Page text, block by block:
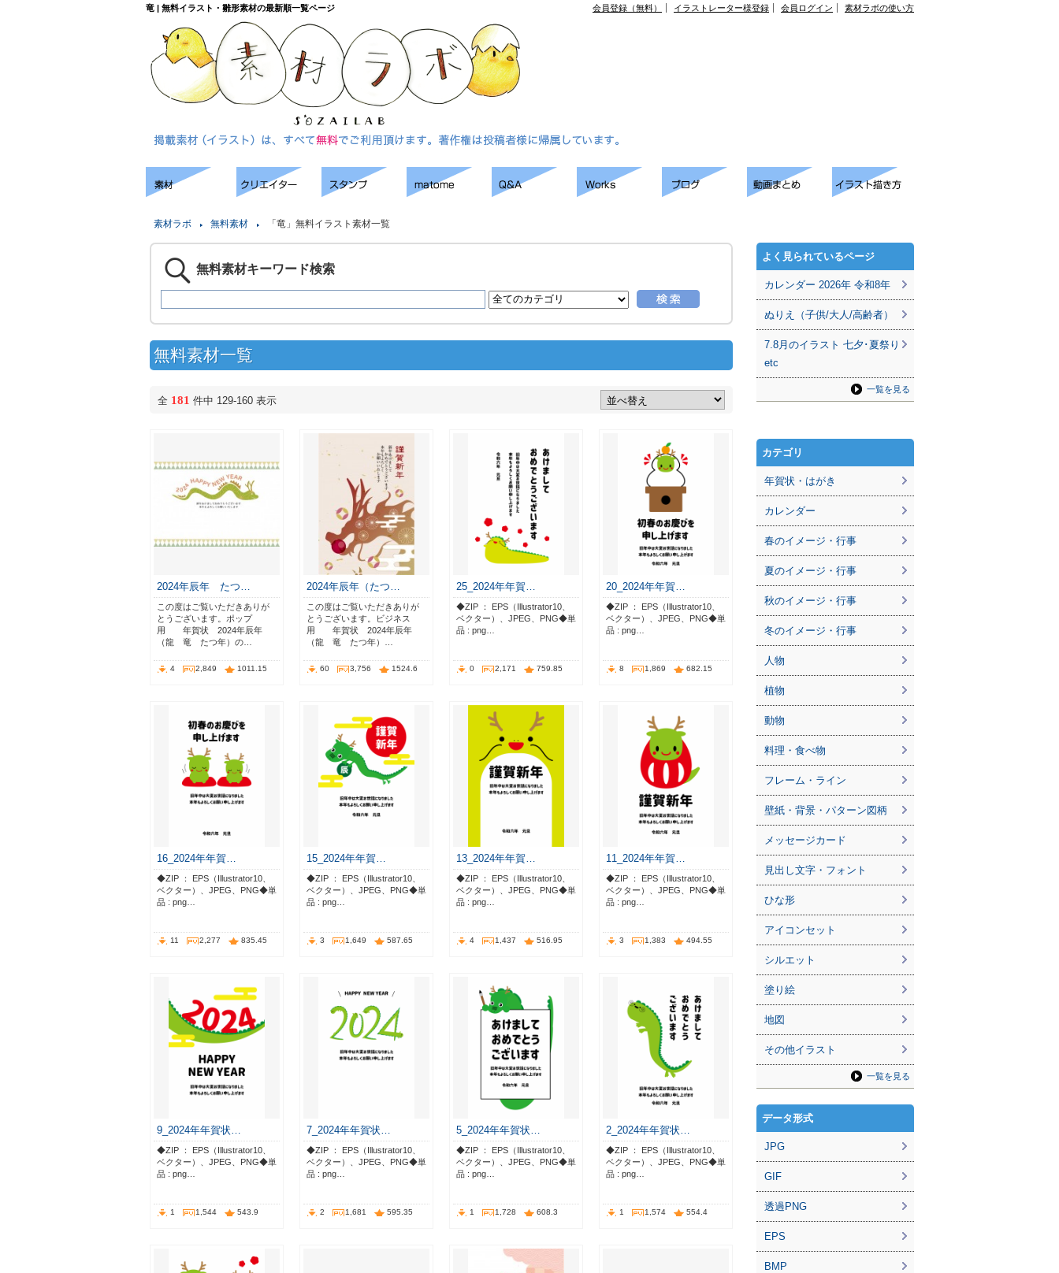
竜 | 無料イラスト・雛形素材の最新順一覧ページ 会員登録（無料） イラストレーター様登録 会員ログイン 素材ラボの使い方
素材ラボ 無料素材 「竜」無料イラスト素材一覧
無料素材キーワード検索
無料素材一覧
全 181 件中 129-160 表示
2024年辰年 たつ…
この度はご覧いただきありが
とうございます。ポップ
用 年賀状 2024年辰年
（龍 竜 たつ年）の…
4 2,849 1011.15
2024年辰年（たつ…
この度はご覧いただきありが
とうございます。ビジネス
用 年賀状 2024年辰年
（龍 竜 たつ年）…
60 3,756 1524.6
25_2024年年賀…
◆ZIP ： EPS（Illustrator10、
ベクター）、JPEG、PNG◆単
品 : png…
0 2,171 759.85
20_2024年年賀…
◆ZIP ： EPS（Illustrator10、
ベクター）、JPEG、PNG◆単
品 : png…
8 1,869 682.15
16_2024年年賀…
◆ZIP ： EPS（Illustrator10、
ベクター）、JPEG、PNG◆単
品 : png…
11 2,277 835.45
15_2024年年賀…
◆ZIP ： EPS（Illustrator10、
ベクター）、JPEG、PNG◆単
品 : png…
3 1,649 587.65
13_2024年年賀…
◆ZIP ： EPS（Illustrator10、
ベクター）、JPEG、PNG◆単
品 : png…
4 1,437 516.95
11_2024年年賀…
◆ZIP ： EPS（Illustrator10、
ベクター）、JPEG、PNG◆単
品 : png…
3 1,383 494.55
9_2024年年賀状…
◆ZIP ： EPS（Illustrator10、
ベクター）、JPEG、PNG◆単
品 : png…
1 1,544 543.9
7_2024年年賀状…
◆ZIP ： EPS（Illustrator10、
ベクター）、JPEG、PNG◆単
品 : png…
2 1,681 595.35
5_2024年年賀状…
◆ZIP ： EPS（Illustrator10、
ベクター）、JPEG、PNG◆単
品 : png…
1 1,728 608.3
2_2024年年賀状…
◆ZIP ： EPS（Illustrator10、
ベクター）、JPEG、PNG◆単
品 : png…
1 1,574 554.4
よく見られているページ
カレンダー 2026年 令和8年
ぬりえ（子供/大人/高齢者）
7.8月のイラスト 七夕･夏祭り
etc
一覧を見る
カテゴリ
年賀状・はがき
カレンダー
春のイメージ・行事
夏のイメージ・行事
秋のイメージ・行事
冬のイメージ・行事
人物
植物
動物
料理・食べ物
フレーム・ライン
壁紙・背景・パターン図柄
メッセージカード
見出し文字・フォント
ひな形
アイコンセット
シルエット
塗り絵
地図
その他イラスト
一覧を見る
データ形式
JPG
GIF
透過PNG
EPS
BMP